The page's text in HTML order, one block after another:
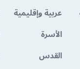
عربية وإقليمية
الأسرة
القدس